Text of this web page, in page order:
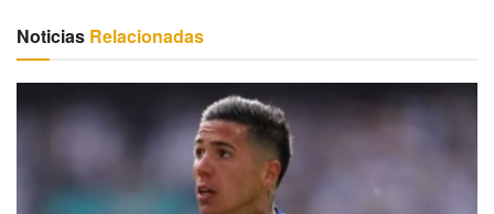
Noticias Relacionadas